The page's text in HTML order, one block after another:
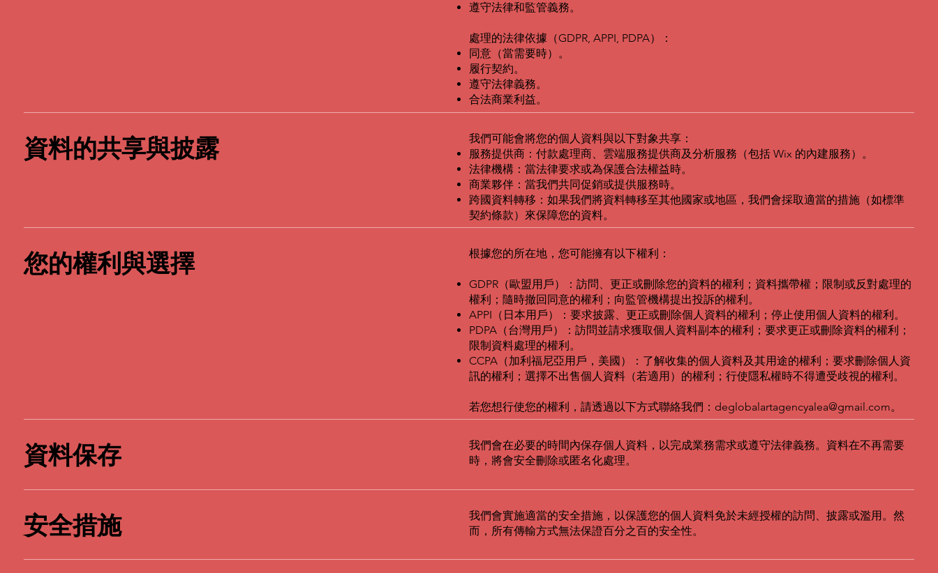
遵守法律和監管義務。
處理的法律依據（GDPR, APPI, PDPA）：
同意（當需要時）。
履行契約。
遵守法律義務。
合法商業利益。
資料的共享與披露
我們可能會將您的個人資料與以下對象共享：
服務提供商：付款處理商、雲端服務提供商及分析服務（包括 Wix 的內建服務）。
法律機構：當法律要求或為保護合法權益時。
商業夥伴：當我們共同促銷或提供服務時。
跨國資料轉移：如果我們將資料轉移至其他國家或地區，我們會採取適當的措施（如標準
契約條款）來保障您的資料。
您的權利與選擇 根據您的所在地，您可能擁有以下權利：
GDPR（歐盟用戶）：訪問、更正或刪除您的資料的權利；資料攜帶權；限制或反對處理的
權利；隨時撤回同意的權利；向監管機構提出投訴的權利。
APPI（日本用戶）：要求披露、更正或刪除個人資料的權利；停止使用個人資料的權利。
PDPA（台灣用戶）：訪問並請求獲取個人資料副本的權利；要求更正或刪除資料的權利；
限制資料處理的權利。
CCPA（加利福尼亞用戶，美國）：了解收集的個人資料及其用途的權利；要求刪除個人資
訊的權利；選擇不出售個人資料（若適用）的權利；行使隱私權時不得遭受歧視的權利。
若您想行使您的權利，請透過以下方式聯絡我們： deglobalartagencyalea@gmail.com。
資料保存
我們會在必要的時間內保存個人資料，以完成業務需求或遵守法律義務。資料在不再需要
時，將會安全刪除或匿名化處理。
安全措施
我們會實施適當的安全措施，以保護您的個人資料免於未經授權的訪問、披露或濫用。然
而，所有傳輸方式無法保證百分之百的安全性。